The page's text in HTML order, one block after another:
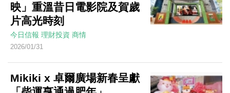
映」重溫昔日電影院及賀歲
片高光時刻
今日信報 理財投資 商情
2026/01/31
Mikiki x 卓爾廣場新春呈獻